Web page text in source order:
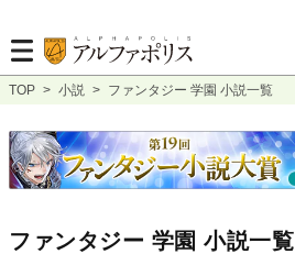
TOP > 小説 > ファンタジー 学園 小説一覧
ファンタジー 学園 小説一覧